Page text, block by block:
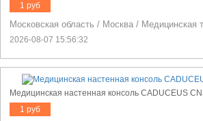
1 руб
Московская область / Москва / Медицинская
2026-08-07 15:56:32
Медицинская настенная консоль CADUCEUS
1 руб